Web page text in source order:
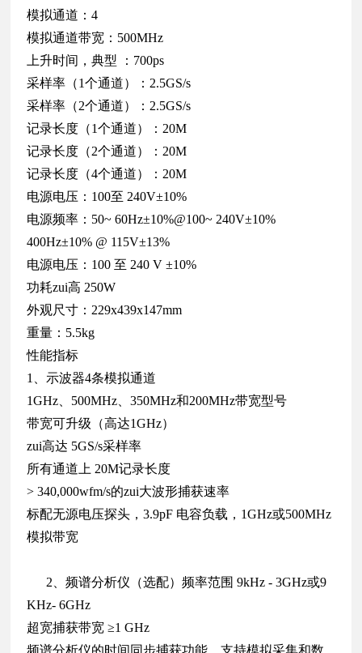
模拟通道：4
模拟通道带宽：500MHz
上升时间，典型 ：700ps
采样率（1个通道）：2.5GS/s
采样率（2个通道）：2.5GS/s
记录长度（1个通道）：20M
记录长度（2个通道）：20M
记录长度（4个通道）：20M
电源电压：100至 240V±10%
电源频率：50~ 60Hz±10%@100~ 240V±10%
400Hz±10% @ 115V±13%
电源电压：100 至 240 V ±10%
功耗zui高 250W
外观尺寸：229x439x147mm
重量：5.5kg
性能指标
1、示波器4条模拟通道
1GHz、500MHz、350MHz和200MHz带宽型号
带宽可升级（高达1GHz）
zui高达 5GS/s采样率
所有通道上 20M记录长度
> 340,000wfm/s的zui大波形捕获速率
标配无源电压探头，3.9pF 电容负载，1GHz或500MHz
模拟带宽
2、频谱分析仪（选配）频率范围 9kHz - 3GHz或9
KHz- 6GHz
超宽捕获带宽 ≥1 GHz
频谱分析仪的时间同步捕获功能，支持模拟采集和数